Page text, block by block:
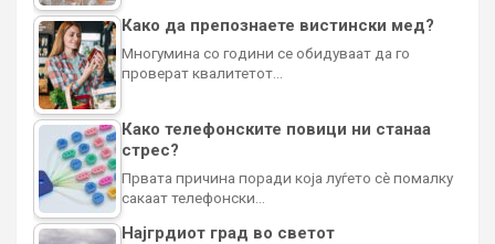
Како да препознаете вистински мед?
Многумина со години се обидуваат да го
проверат квалитетот…
Како телефонските повици ни станаа
стрес?
Првата причина поради која луѓето сè помалку
сакаат телефонски…
Најгрдиот град во светот